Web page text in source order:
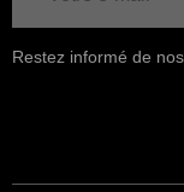
Restez informé de